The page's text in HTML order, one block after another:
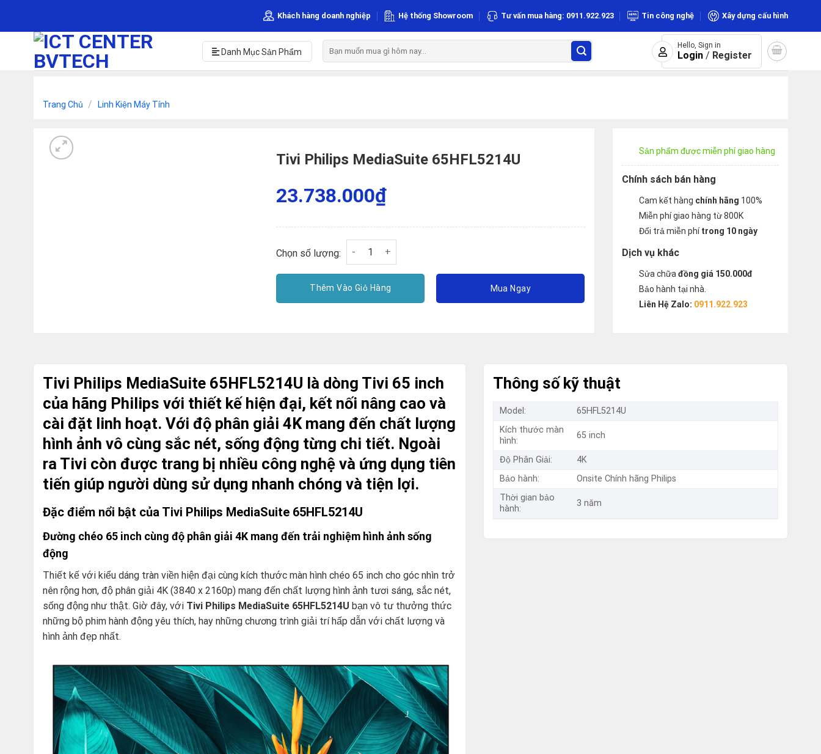
Khách hàng doanh nghiệp Hệ thống Showroom Tư vấn mua hàng: 0911.922.923 Tin công nghệ Xây dựng cấu hình
Danh Mục Sản Phẩm
kiếm:
Hello, Sign in
Login / Register
Trang Chủ / Linh Kiện Máy Tính
Tivi Philips MediaSuite 65HFL5214U
23.738.000₫
Tivi Philips MediaSuite 65HFL5214U số lượng
Chọn số lượng:
Thêm Vào Giỏ Hàng Mua Ngay
Sản phẩm được miễn phí giao hàng
Chính sách bán hàng
Cam kết hàng chính hãng 100%
Miễn phí giao hàng từ 800K
Đổi trả miễn phítrong 10 ngày
Dịch vụ khác
Sửa chữađồng giá 150.000đ
Bảo hành tại nhà.
Liên Hệ Zalo: 0911.922.923
Tivi Philips MediaSuite 65HFL5214U là dòng Tivi 65 inch
của hãng Philips với thiết kế hiện đại, kết nối nâng cao và
cài đặt linh hoạt. Với độ phân giải 4K mang đến chất lượng
hình ảnh vô cùng sắc nét, sống động từng chi tiết. Ngoài
ra Tivi còn được trang bị nhiều công nghệ và ứng dụng tiên
tiến giúp người dùng sử dụng nhanh chóng và tiện lợi.
Đặc điểm nổi bật của Tivi Philips MediaSuite 65HFL5214U
Đường chéo 65 inch cùng độ phân giải 4K mang đến trải nghiệm hình ảnh sống
động
Thiết kế với kiểu dáng tràn viền hiện đại cùng kích thước màn hình chéo 65 inch cho góc nhìn trở
nên rộng hơn, độ phân giải 4K (3840 x 2160p) mang đến chất lượng hình ảnh tươi sáng, sắc nét,
sống động như thật. Giờ đây, với Tivi Philips MediaSuite 65HFL5214U bạn vô tư thưởng thức
những bộ phim hành động yêu thích, hay những chương trình giải trí hấp dẫn với chất lượng và
hình ảnh đẹp nhất.
Thông số kỹ thuật
Model:
65HFL5214U
Kích thước màn
hình:
65 inch
Độ Phân Giải:
4K
Bảo hành:
Onsite Chính hãng Philips
Thời gian bảo
hành:
3 năm